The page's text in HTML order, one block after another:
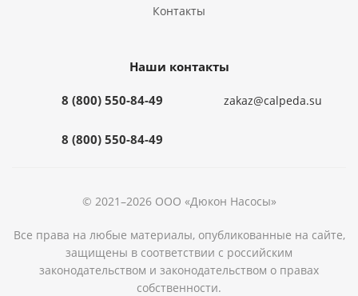
Контакты
Наши контакты
8 (800) 550-84-49
8 (800) 550-84-49
zakaz@calpeda.su
© 2021–2026 ООО «Дюкон Насосы»
Все права на любые материалы, опубликованные на сайте,
защищены в соответствии с российским
законодательством и законодательством о правах
собственности.